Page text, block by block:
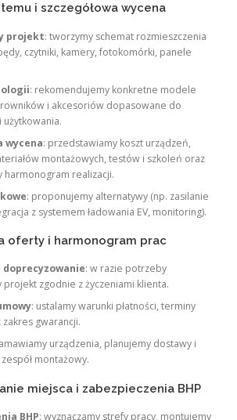
i szczegółowa wycena
projekt: tworzymy schemat rozmieszczenia
czytniki, kamery, fotokomórki, panele
: rekomendujemy konkretne modele
i akcesoriów dopasowane do
użytkowania.
wycena: przedstawiamy koszt urządzeń,
montażowych, testów i szkoleń oraz
harmonogram realizacji.
: proponujemy alternatywy (np. zasilanie
z systemem ładowania EV, monitoring).
oferty i harmonogram prac
: w razie potrzeby
projekt zgodnie z życzeniami klienta.
: ustalamy warunki płatności, terminy
gwarancji.
urządzenia, planujemy dostawy i
montażowy.
miejsca i zabezpieczenia BHP
BHP: wyznaczamy strefy pracy, montujemy